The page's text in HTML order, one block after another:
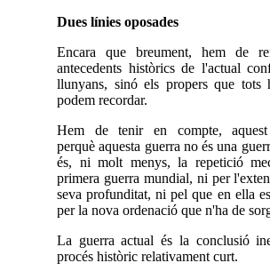
Dues línies oposades
Encara que breument, hem de
antecedents històrics de l'actual
llunyans, sinó els propers que tots
podem recordar.
Hem de tenir en compte, aquest
perquè aquesta guerra no és una
és, ni molt menys, la repetició
primera guerra mundial, ni per
seva profunditat, ni pel que en ella
per la nova ordenació que n'ha de
La guerra actual és la conclusió
procés històric relativament curt.